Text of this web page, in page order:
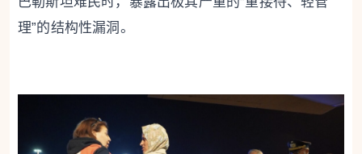
理”的结构性漏洞。